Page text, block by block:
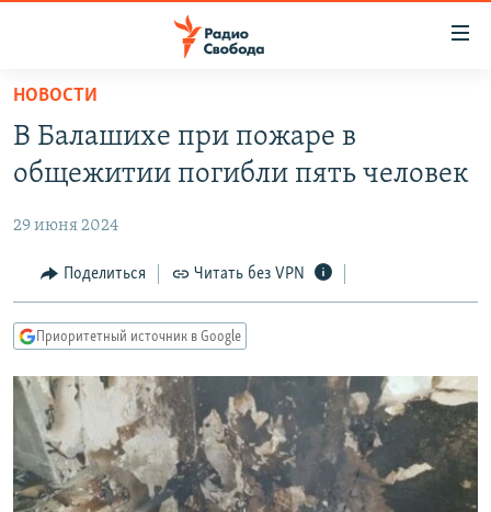
упрощенного
доступа
Вернуться
основному
Вернутся
главной
навигации
Вернутся
поиску
ПОДКАСТЫ
ЦИТАТЫ СВОБОДЫ
МНЕНИЯ
IDEL.РЕАЛИИ
КАВКАЗ.РЕАЛИИ
СЕВЕР.РЕАЛИИ
СИБИРЬ.РЕАЛИИ
НОВОСТИ
В Балашихе при пожаре в
общежитии погибли пять человек
29 июня 2024
Поделиться Читать без VPN
Приоритетный источник в Google